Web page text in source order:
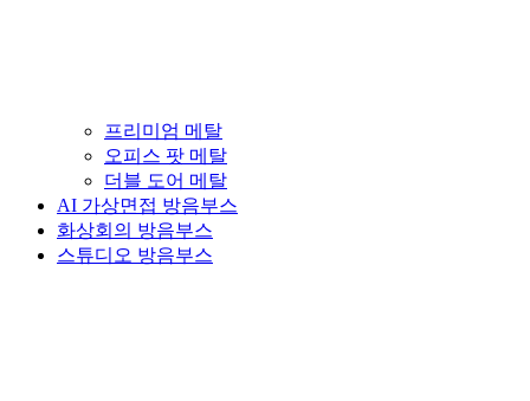
프리미엄 메탈
오피스 팟 메탈
더블 도어 메탈
AI 가상면접 방음부스
화상회의 방음부스
스튜디오 방음부스